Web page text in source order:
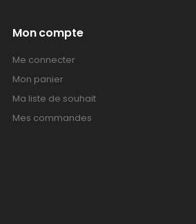
Mon compte
Me connecter
Mon panier
Ma liste de souhait
Mes commandes